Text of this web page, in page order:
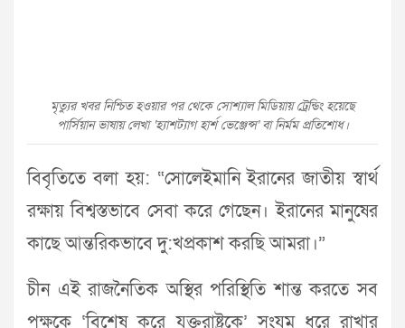
মৃত্যুর খবর নিশ্চিত হওয়ার পর থেকে সোশ্যাল মিডিয়ায় ট্রেন্ডিং হয়েছে
পার্সিয়ান ভাষায় লেখা ‘হ্যাশট্যাগ হার্শ ভেঞ্জেন্স’ বা নির্মম প্রতিশোধ।
বিবৃতিতে বলা হয়: “সোলেইমানি ইরানের জাতীয় স্বার্থ
রক্ষায় বিশ্বস্তভাবে সেবা করে গেছেন। ইরানের মানুষের
কাছে আন্তরিকভাবে দু:খপ্রকাশ করছি আমরা।”
চীন এই রাজনৈতিক অস্থির পরিস্থিতি শান্ত করতে সব
পক্ষকে ‘বিশেষ করে যুক্তরাষ্ট্রকে’ সংযম ধরে রাখার